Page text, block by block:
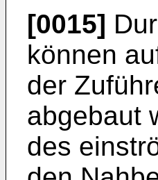
[0015]
können
der
abgebaut
des